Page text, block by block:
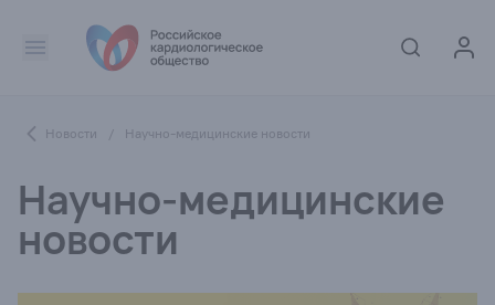
Новости / Научно-медицинские новости
Научно-медицинские
новости